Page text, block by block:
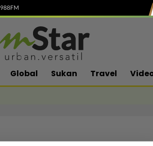
988FM
Global Sukan Travel